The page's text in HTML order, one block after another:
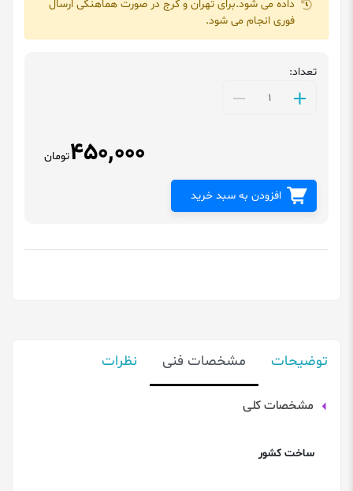
داده می شود.برای تهران و کرج در صورت هماهنگی ارسال
فوری انجام می شود.
تعداد:
450,000تومان
افزودن به سبد خرید
توضیحات مشخصات فنی نظرات
مشخصات کلی
ساخت کشور